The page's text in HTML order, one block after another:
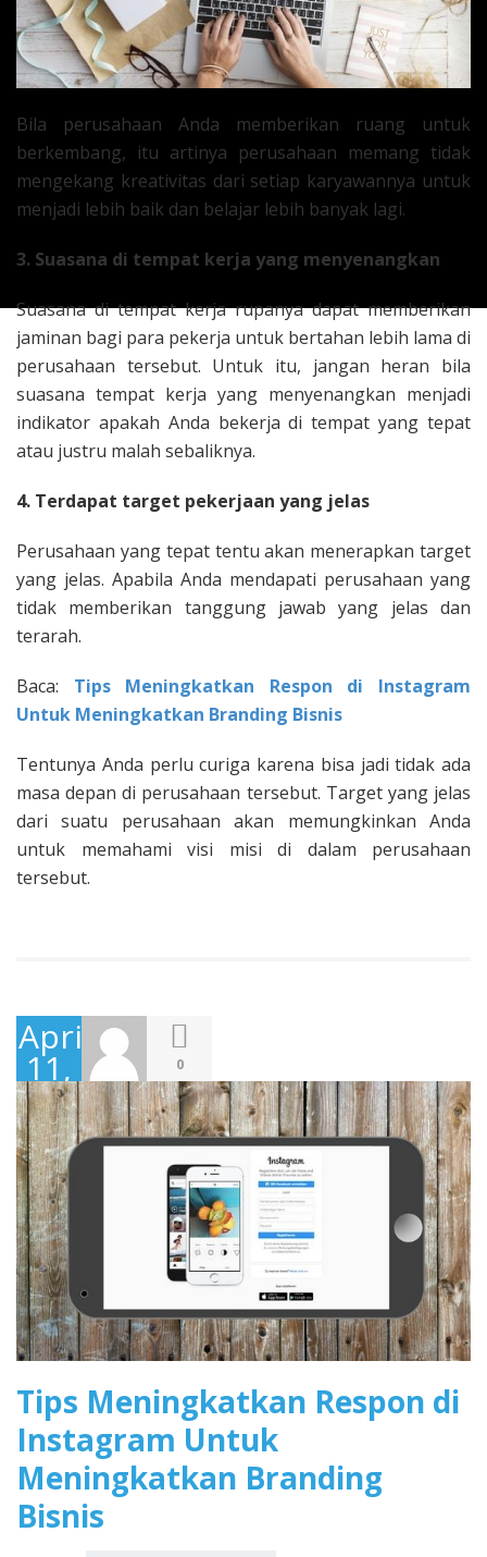
Bila perusahaan Anda memberikan ruang untuk
berkembang, itu artinya perusahaan memang tidak
mengekang kreativitas dari setiap karyawannya untuk
menjadi lebih baik dan belajar lebih banyak lagi.
3. Suasana di tempat kerja yang menyenangkan
Suasana di tempat kerja rupanya dapat memberikan
jaminan bagi para pekerja untuk bertahan lebih lama di
perusahaan tersebut. Untuk itu, jangan heran bila
suasana tempat kerja yang menyenangkan menjadi
indikator apakah Anda bekerja di tempat yang tepat
atau justru malah sebaliknya.
4. Terdapat target pekerjaan yang jelas
Perusahaan yang tepat tentu akan menerapkan target
yang jelas. Apabila Anda mendapati perusahaan yang
tidak memberikan tanggung jawab yang jelas dan
terarah.
Baca: Tips Meningkatkan Respon di Instagram
Untuk Meningkatkan Branding Bisnis
Tentunya Anda perlu curiga karena bisa jadi tidak ada
masa depan di perusahaan tersebut. Target yang jelas
dari suatu perusahaan akan memungkinkan Anda
untuk memahami visi misi di dalam perusahaan
tersebut.
April
11,
2017
0
Tips Meningkatkan Respon di
Instagram Untuk
Meningkatkan Branding
Bisnis